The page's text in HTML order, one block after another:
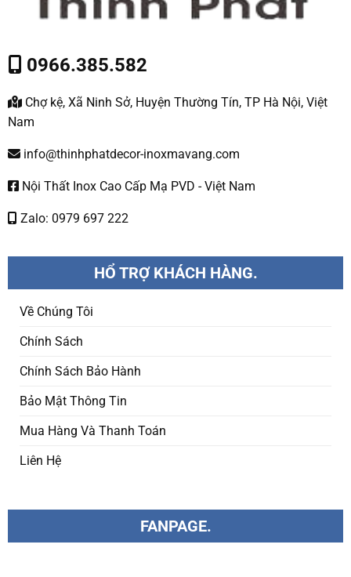
0966.385.582
Chợ kệ, Xã Ninh Sở, Huyện Thường Tín, TP Hà Nội, Việt
Nam
info@thinhphatdecor-inoxmavang.com
Nội Thất Inox Cao Cấp Mạ PVD - Việt Nam
Zalo: 0979 697 222
HỔ TRỢ KHÁCH HÀNG.
Về Chúng Tôi
Chính Sách
Chính Sách Bảo Hành
Bảo Mật Thông Tin
Mua Hàng Và Thanh Toán
Liên Hệ
FANPAGE.